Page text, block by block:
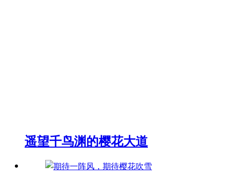
遥望千鸟渊的樱花大道